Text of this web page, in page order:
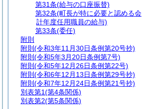
第31条(給与の口座振替)
第32条(町長が特に必要と認める会
計年度任用職員の給与)
第33条(委任)
附則
附則 (令和3年11月30日条例第20号抄)
附則 (令和5年3月20日条例第7号)
附則 (令和5年12月26日条例第22号)
附則 (令和6年12月13日条例第29号抄)
附則 (令和7年12月24日条例第21号抄)
別表第1(第4条関係)
別表第2(第5条関係)